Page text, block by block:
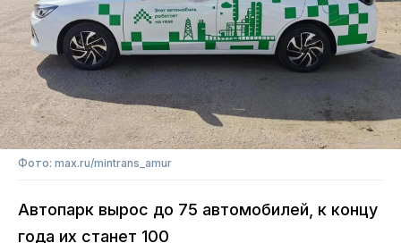
Фото: max.ru/mintrans_amur
Автопарк вырос до 75 автомобилей, к концу
года их станет 100